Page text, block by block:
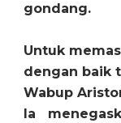
gondang.
Untuk
dengan baik
Wabup
Ia